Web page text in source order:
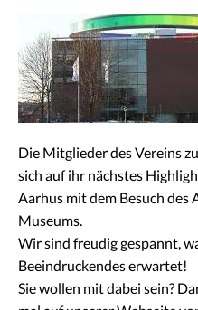
Die Mitglieder des Vereins
sich auf ihr nächstes
Aarhus mit dem Besuch des
Museums.
Wir sind freudig gespannt,
Beeindruckendes erwartet!
Sie wollen mit dabei sein?